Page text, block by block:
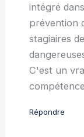
intégré
prévention
stagiaires
C'est un
Répondre